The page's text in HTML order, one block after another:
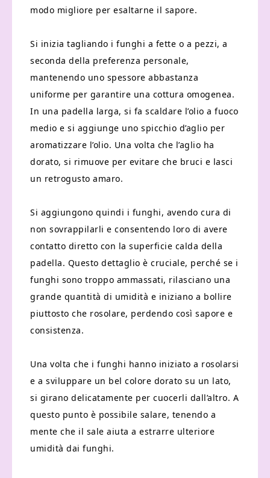
modo migliore per esaltarne il sapore.
Si inizia tagliando i funghi a fette o a pezzi, a
seconda della preferenza personale,
mantenendo uno spessore abbastanza
uniforme per garantire una cottura omogenea.
In una padella larga, si fa scaldare l’olio a fuoco
medio e si aggiunge uno spicchio d’aglio per
aromatizzare l’olio. Una volta che l’aglio ha
dorato, si rimuove per evitare che bruci e lasci
un retrogusto amaro.
Si aggiungono quindi i funghi, avendo cura di
non sovrappilarli e consentendo loro di avere
contatto diretto con la superficie calda della
padella. Questo dettaglio è cruciale, perché se i
funghi sono troppo ammassati, rilasciano una
grande quantità di umidità e iniziano a bollire
piuttosto che rosolare, perdendo così sapore e
consistenza.
Una volta che i funghi hanno iniziato a rosolarsi
e a sviluppare un bel colore dorato su un lato,
si girano delicatamente per cuocerli dall’altro. A
questo punto è possibile salare, tenendo a
mente che il sale aiuta a estrarre ulteriore
umidità dai funghi.